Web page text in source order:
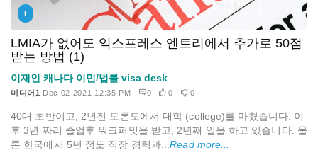
I
LMIA가 없어도 익스프레스 엔트리에서 추가로 50점
받는 방법 (1)
이재인 캐나다 이민/법률 visa desk
미디어1 Dec 02 2021 12:35 PM 0 0 0
40대 초반이고, 2년전 토론토에서 대학 (college)를 마쳤습니다. 이
후 3년 짜리 졸업후 워크퍼밋을 받고, 2년째 일을 하고 있습니다. 물
론 한국에서 5년 정도 직장 경력과...Read more...